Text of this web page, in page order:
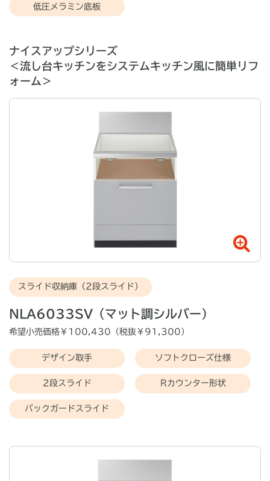
低圧メラミン底板
ナイスアップシリーズ
＜流し台キッチンをシステムキッチン風に簡単リフ
ォーム＞
スライド収納庫（2段スライド）
NLA6033SV（マット調シルバー）
希望小売価格￥ 100,430 （税抜￥ 91,300 ）
デザイン取手 ソフトクローズ仕様
2段スライド Rカウンター形状
バックガードスライド